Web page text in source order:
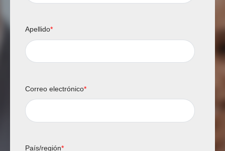
Apellido*
Correo electrónico*
País/región*